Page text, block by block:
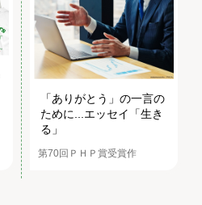
「ありがとう」の一言の
ために...エッセイ「生き
る」
第70回ＰＨＰ賞受賞作